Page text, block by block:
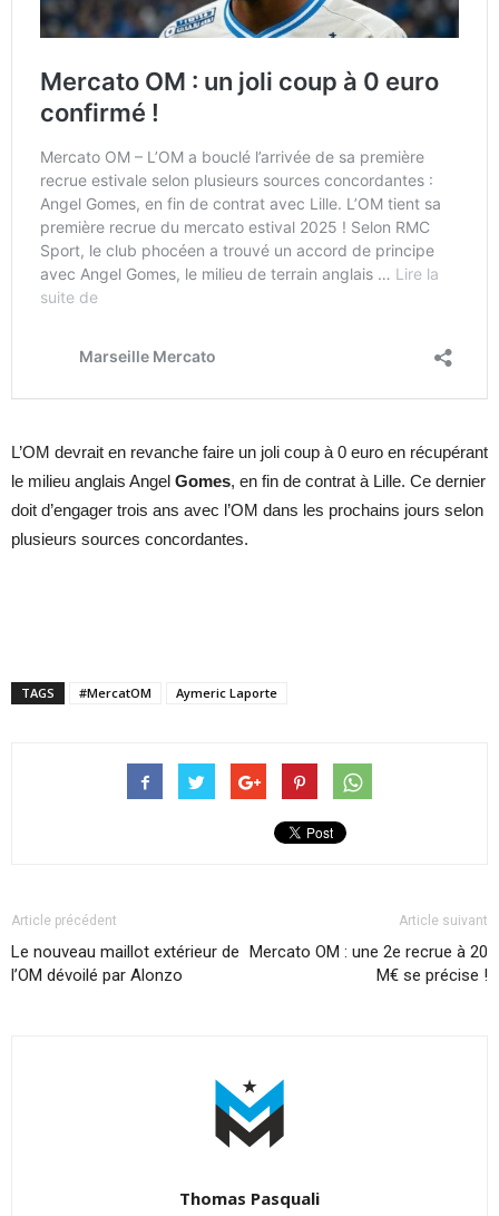
L’OM devrait en revanche faire un joli coup à 0 euro en récupérant
le milieu anglais Angel Gomes, en fin de contrat à Lille. Ce dernier
doit d’engager trois ans avec l’OM dans les prochains jours selon
plusieurs sources concordantes.
TAGS #MercatOM Aymeric Laporte
Article précédent
Le nouveau maillot extérieur de
l’OM dévoilé par Alonzo
Article suivant
Mercato OM : une 2e recrue à 20
M€ se précise !
Thomas Pasquali